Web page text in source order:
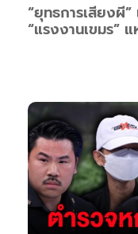
“ยุทธการเสียงผี
“แรงงานเขมร”